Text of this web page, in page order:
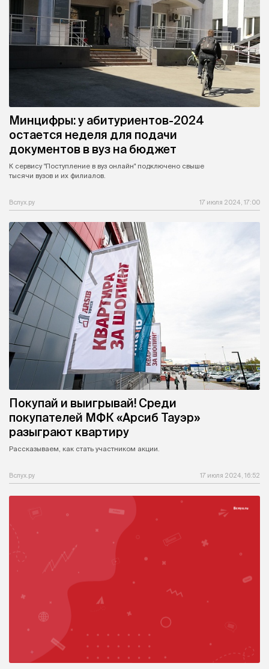
Минцифры: у абитуриентов-2024
остается неделя для подачи
документов в вуз на бюджет
К сервису "Поступление в вуз онлайн" подключено свыше
тысячи вузов и их филиалов.
Вслух.ру 17 июля 2024, 17:00
Покупай и выигрывай! Среди
покупателей МФК «Арсиб Тауэр»
разыграют квартиру
Рассказываем, как стать участником акции.
Вслух.ру 17 июля 2024, 16:52